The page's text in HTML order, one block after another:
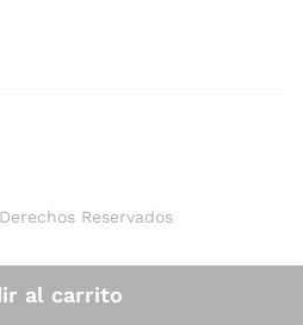
al carrito
Reservados